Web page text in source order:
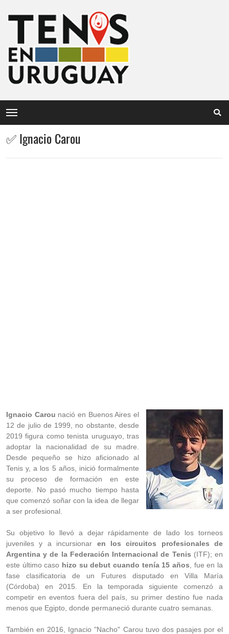
✅ Ignacio Carou
Ignacio Carou nació en Buenos Aires el
12 de julio de 1999, no obstante, desde
2019 figura como tenista uruguayo, tras
adoptar la nacionalidad de su madre.
Desde pequeño se hizo aficionado al
Tenis y, a los 5 años, inició formalmente
su proceso de formación en este
deporte. No pasó mucho tiempo hasta
que comenzó soñar con la idea de llegar
a ser profesional.
Su objetivo lo llevó a dejar rápidamente de lado los torneos
juveniles y a incursionar en los circuitos profesionales de
Argentina y de la Federación Internacional de Tenis (ITF); en
este último caso hizo su debut cuando tenía 15 años , fue en la
fase clasificatoria de un Futures disputado en Villa María
(Córdoba) en 2015. En la temporada siguiente comenzó a
competir en eventos fuera del país, su primer destino fue nada
menos que Egipto, donde permaneció durante cuatro semanas.
También en 2016, Ignacio "Nacho" Carou tuvo dos pasajes por el